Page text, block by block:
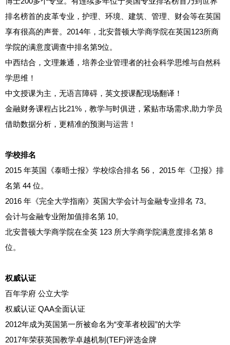
排名榜首的皮革专业，护理、环境、建筑、管理、财会等在英国
享有很高的声誉。2014年，北安普顿大学商学院在英国123所商
学院的满意度调查中排名第9位。
中西结合，文理兼通，培养企业管理者的社会科学思维与自然科
学思维！
中文授课为主，无语言障碍，英文授课配现场翻译！
金融财务课程占比21%，教学与时俱进，紧贴市场需求,助力学员
借助数据分析，更精准的预测与运营！
学校排名
2015 年英国《泰晤士报》学校综合排名 56， 2015 年《卫报》排
名第 44 位。
2016 年《完全大学指南》英国大学会计与金融专业排名 73。
会计与金融专业附加值排名第 10。
北安普顿大学商学院在全英 123 所大学商学院满意度排名第 8
位。
权威认证
百年学府 公立大学
权威认证 QAA全面认证
2012年成为英国第一所被命名为“变革者校园”的大学
2017年荣获英国教学卓越机制(TEF)评选金牌